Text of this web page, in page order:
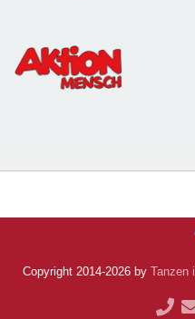
Copyright 2014-2026 by Tanzen